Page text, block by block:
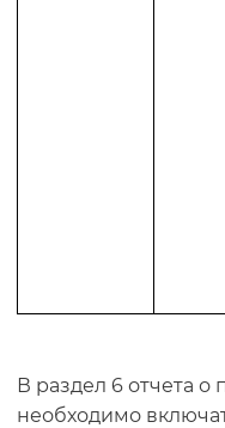
В раздел 6 отчета о
необходимо